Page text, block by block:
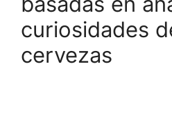
curiosidades
cervezas